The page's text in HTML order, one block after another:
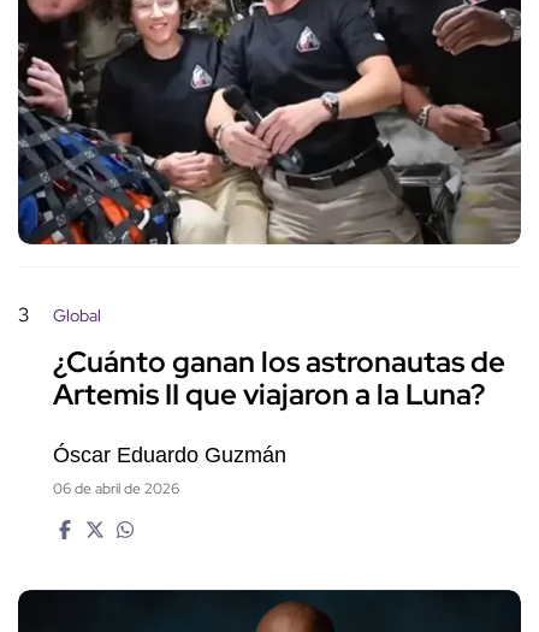
3 Global
¿Cuánto ganan los astronautas de
Artemis II que viajaron a la Luna?
Óscar Eduardo Guzmán
06 de abril de 2026